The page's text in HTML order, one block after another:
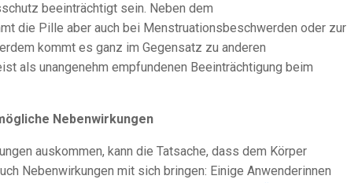
beeinträchtigt sein. Neben dem
die Pille aber auch bei Menstruationsbeschwerden oder zur
kommt es ganz im Gegensatz zu anderen
als unangenehm empfundenen Beeinträchtigung beim
Nebenwirkungen
auskommen, kann die Tatsache, dass dem Körper
Nebenwirkungen mit sich bringen: Einige Anwenderinnen